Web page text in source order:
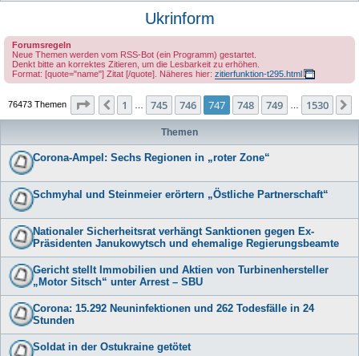
Ukrinform
Forumsregeln
Neue Themen werden vom RSS-Bot (ein Programm) gestartet.
Denkt bitte an korrektes Zitieren, um die Lesbarkeit zu erhöhen.
Format: [quote="name"] Zitat [/quote]. Näheres hier: zitierfunktion-t295.html
76473 Themen Seite 747 von1530
Vorherige
1 745 746 747 748 749 1530
Themen
Corona-Ampel: Sechs Regionen in „roter Zone“
Schmyhal und Steinmeier erörtern „Östliche Partnerschaft“
Nationaler Sicherheitsrat verhängt Sanktionen gegen Ex-
Präsidenten Janukowytsch und ehemalige Regierungsbeamte
Gericht stellt Immobilien und Aktien von Turbinenhersteller
„Motor Sitsch“ unter Arrest – SBU
Corona: 15.292 Neuninfektionen und 262 Todesfälle in 24
Stunden
Soldat in der Ostukraine getötet